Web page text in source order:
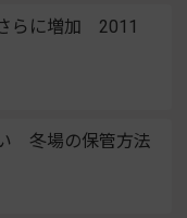
らに増加 2011
冬場の保管方法